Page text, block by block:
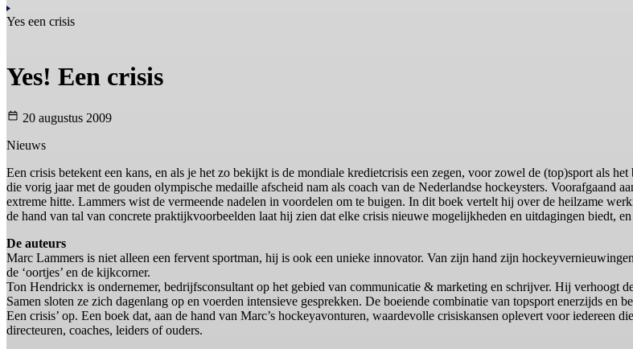
Yes een crisis
Yes! Een crisis
20 augustus 2009
Nieuws
Een crisis betekent een kans, en als je het zo bekijkt is de mondiale kredietcrisis een zegen, voor zowel de (top)sport als
die vorig jaar met de gouden olympische medaille afscheid nam als coach van de Nederlandse hockeysters. Voorafgaand
extreme hitte. Lammers wist de vermeende nadelen in voordelen om te buigen. In dit boek vertelt hij over de heilzame
de hand van tal van concrete praktijkvoorbeelden laat hij zien dat elke crisis nieuwe mogelijkheden en uitdagingen biedt,
De auteurs
Marc Lammers is niet alleen een fervent sportman, hij is ook een unieke innovator. Van zijn hand zijn
de ‘oortjes’ en de kijkcorner.
Ton Hendrickx is ondernemer, bedrijfsconsultant op het gebied van communicatie & marketing en schrijver. Hij verhoogt
Samen sloten ze zich dagenlang op en voerden intensieve gesprekken. De boeiende combinatie van topsport enerzijds en
Een crisis’ op. Een boek dat, aan de hand van Marc’s hockeyavonturen, waardevolle crisiskansen oplevert voor iedereen
directeuren, coaches, leiders of ouders.